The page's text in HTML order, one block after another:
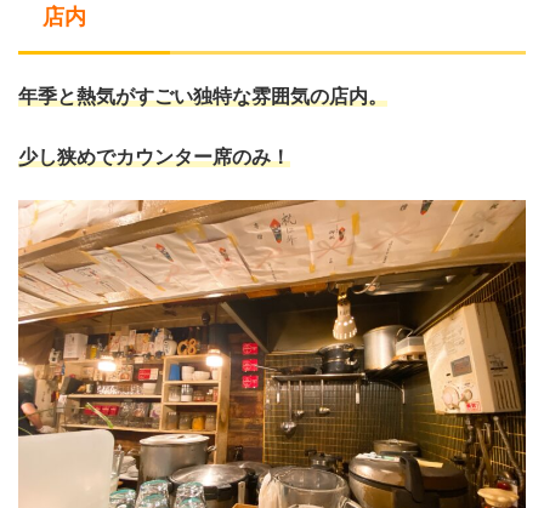
店内
年季と熱気がすごい独特な雰囲気の店内。
少し狭めでカウンター席のみ！